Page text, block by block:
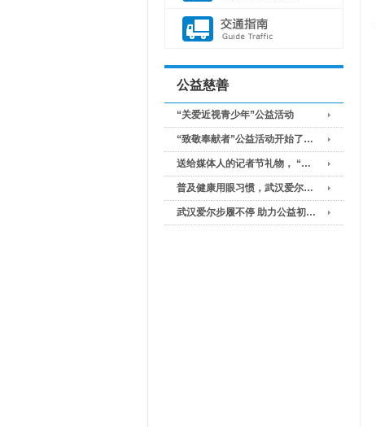
公益慈善
“关爱近视青少年”公益活动
“致敬奉献者”公益活动开始了…
送给媒体人的记者节礼物， “…
普及健康用眼习惯，武汉爱尔…
武汉爱尔步履不停 助力公益初…